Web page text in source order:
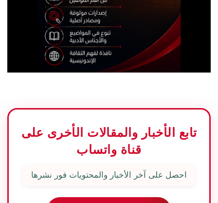
تابع الأخبار والمقالات الأخرى على
قناة واتساب
احصل على آخر الأخبار والمحتويات فور نشرها